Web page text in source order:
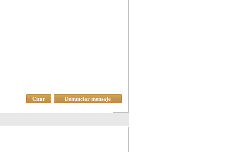
Denunciar mensaje
Citar